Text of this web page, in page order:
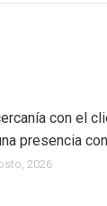
con el
presencia
2026